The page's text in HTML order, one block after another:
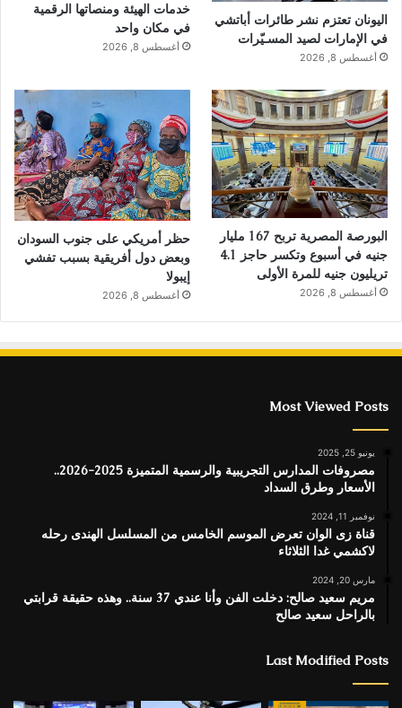
اليونان تعتزم نشر طائرات أباتشي
في الإمارات لصيد المسـيّرات
أغسطس 8, 2026
خدمات الهيئة ومنصاتها الرقمية
في مكان واحد
أغسطس 8, 2026
البورصة المصرية تربح 167 مليار
جنيه في أسبوع وتكسر حاجز 4.1
تريليون جنيه للمرة الأولى
أغسطس 8, 2026
حظر أمريكي على جنوب السودان
وبعض دول أفريقية بسبب تفشي
إيبولا
أغسطس 8, 2026
Most Viewed Posts
يونيو 25, 2025
مصروفات المدارس التجريبية والرسمية المتميزة 2025-2026..
الأسعار وطرق السداد
نوفمبر 11, 2024
قناة زى الوان تعرض الموسم الخامس من المسلسل الهندى رحله
لاكشمي غدا الثلاثاء
مارس 20, 2024
مريم سعيد صالح: دخلت الفن وأنا عندي 37 سنة.. وهذه حقيقة قرابتي
بالراحل سعيد صالح
Last Modified Posts